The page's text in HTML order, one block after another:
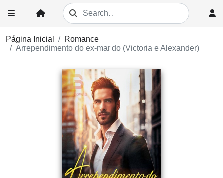
Página Inicial
Romance
Arrependimento do ex-marido (Victoria e Alexander)